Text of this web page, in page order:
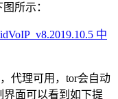
所示：
代理可用，tor会自动
界面可以看到如下提